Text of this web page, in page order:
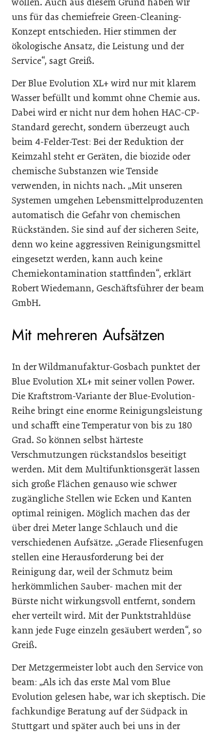
uns für das chemiefreie Green-Cleaning-
Konzept entschieden. Hier stimmen der
ökologische Ansatz, die Leistung und der
Service“, sagt Greiß.
Der Blue Evolution XL+ wird nur mit klarem
Wasser befüllt und kommt ohne Chemie aus.
Dabei wird er nicht nur dem hohen HAC-CP-
Standard gerecht, sondern überzeugt auch
beim 4-Felder-Test: Bei der Reduktion der
Keimzahl steht er Geräten, die biozide oder
chemische Substanzen wie Tenside
verwenden, in nichts nach. „Mit unseren
Systemen umgehen Lebensmittelproduzenten
automatisch die Gefahr von chemischen
Rückständen. Sie sind auf der sicheren Seite,
denn wo keine aggressiven Reinigungsmittel
eingesetzt werden, kann auch keine
Chemiekontamination stattfinden“, erklärt
Robert Wiedemann, Geschäftsführer der beam
GmbH.
Mit mehreren Aufsätzen
In der Wildmanufaktur-Gosbach punktet der
Blue Evolution XL+ mit seiner vollen Power.
Die Kraftstrom-Variante der Blue-Evolution-
Reihe bringt eine enorme Reinigungsleistung
und schafft eine Temperatur von bis zu 180
Grad. So können selbst härteste
Verschmutzungen rückstandslos beseitigt
werden. Mit dem Multifunktionsgerät lassen
sich große Flächen genauso wie schwer
zugängliche Stellen wie Ecken und Kanten
optimal reinigen. Möglich machen das der
über drei Meter lange Schlauch und die
verschiedenen Aufsätze. „Gerade Fliesenfugen
stellen eine Herausforderung bei der
Reinigung dar, weil der Schmutz beim
herkömmlichen Sauber- machen mit der
Bürste nicht wirkungsvoll entfernt, sondern
eher verteilt wird. Mit der Punktstrahldüse
kann jede Fuge einzeln gesäubert werden“, so
Greiß.
Der Metzgermeister lobt auch den Service von
beam: „Als ich das erste Mal vom Blue
Evolution gelesen habe, war ich skeptisch. Die
fachkundige Beratung auf der Südpack in
Stuttgart und später auch bei uns in der